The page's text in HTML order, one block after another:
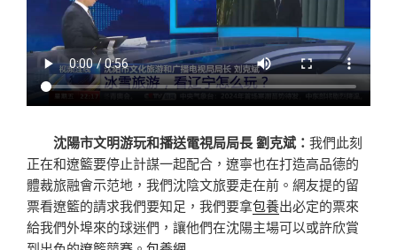
沈陽市文明游玩和播送電視局局長 劉克斌： 我們此刻
正在和遼籃要停止計謀一起配合，遼寧也在打造高品德的
體裁旅融會示范地，我們沈陰文旅要走在前。網友提的留
票看遼籃的請求我們要知足，我們要拿包養出必定的票來
給我們外埠來的球迷們，讓他們在沈陽主場可以或許欣賞